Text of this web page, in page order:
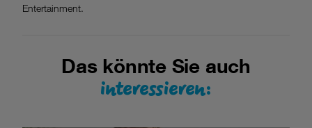
Entertainment.
Das könnte Sie auch
interessieren: